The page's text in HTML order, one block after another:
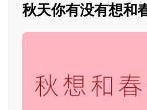
秋天你有没有想和